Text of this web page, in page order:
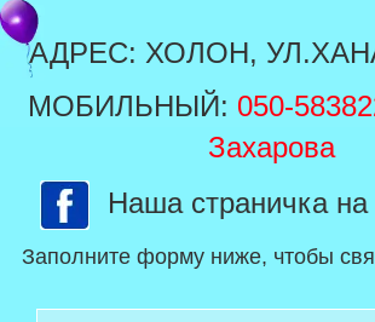
АДРЕС: ХОЛОН,
МОБИЛЬНЫЙ: 050-
Захарова
Наша страничка
Заполните форму ниже, чтобы